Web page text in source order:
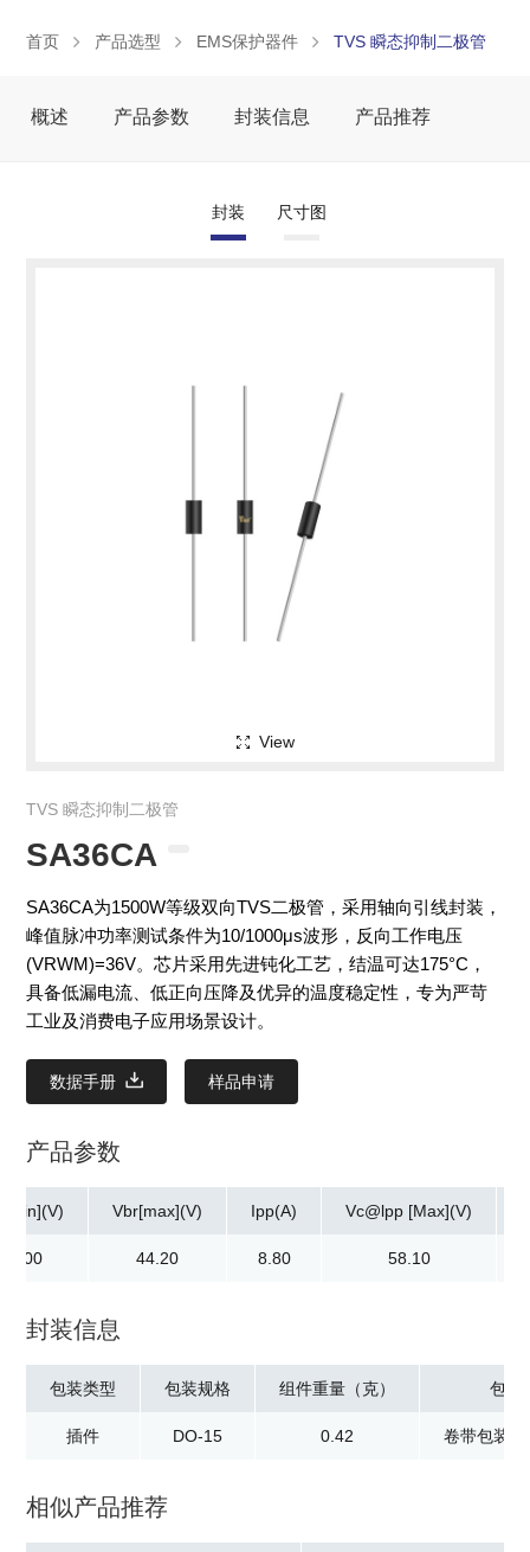
首页 产品选型 EMS保护器件 TVS 瞬态抑制二极管
概述 产品参数 封装信息 产品推荐
封装 尺寸图
View
TVS 瞬态抑制二极管
SA36CA
SA36CA为1500W等级双向TVS二极管，采用轴向引线封装，
峰值脉冲功率测试条件为10/1000μs波形，反向工作电压
(VRWM)=36V。芯片采用先进钝化工艺，结温可达175°C，
具备低漏电流、低正向压降及优异的温度稳定性，专为严苛
工业及消费电子应用场景设计。
数据手册 样品申请
产品参数
40.00
Vbr[max](V)
44.20
Ipp(A)
8.80
Vc@lpp [Max](V)
58.10
封装信息
包装类型
插件
包装规格
DO-15
组件重量（克）
0.42
包装
卷带包装
相似产品推荐